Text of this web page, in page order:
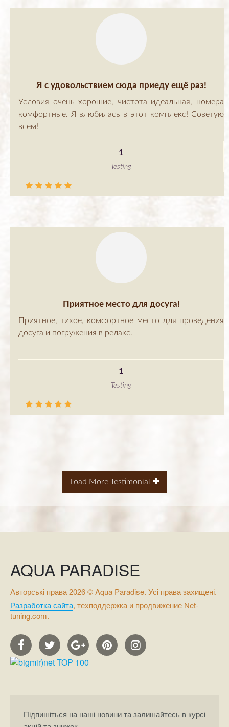
Я с удовольствием сюда приеду ещё раз!
Условия очень хорошие, чистота идеальная, номера
комфортные. Я влюбилась в этот комплекс! Советую
всем!
1
Testing
Приятное место для досуга!
Приятное, тихое, комфортное место для проведения
досуга и погружения в релакс.
1
Testing
Load More Testimonial
AQUA PARADISE
Авторські права 2026 © Aqua Paradise. Усі права захищені.
Разработка сайта, техподдержка и продвижение Net-
tuning.com.
Підпишіться на наші новини та залишайтесь в курсі